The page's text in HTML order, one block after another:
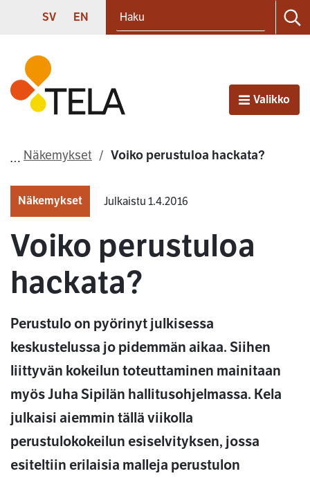
Siirry sisältöön
SVENSKA
SV ENGLISH
EN
Etusivu
AvaaValikko
Näkemykset Voiko perustuloa hackata?
Näkemykset Julkaistu 1.4.2016
Voiko perustuloa
hackata?
Perustulo on pyörinyt julkisessa
keskustelussa jo pidemmän aikaa. Siihen
liittyvän kokeilun toteuttaminen mainitaan
myös Juha Sipilän hallitusohjelmassa. Kela
julkaisi aiemmin tällä viikolla
perustulokokeilun esiselvityksen, jossa
esiteltiin erilaisia malleja perustulon